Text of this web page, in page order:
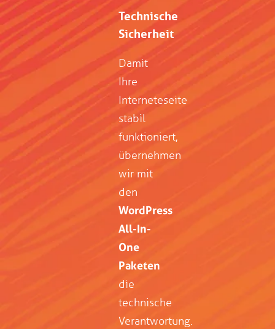
Technische
Sicherheit
Damit
Ihre
Interneteseite
stabil
funktioniert,
übernehmen
wir mit
den
WordPress
All-In-
One
Paketen
die
technische
Verantwortung.